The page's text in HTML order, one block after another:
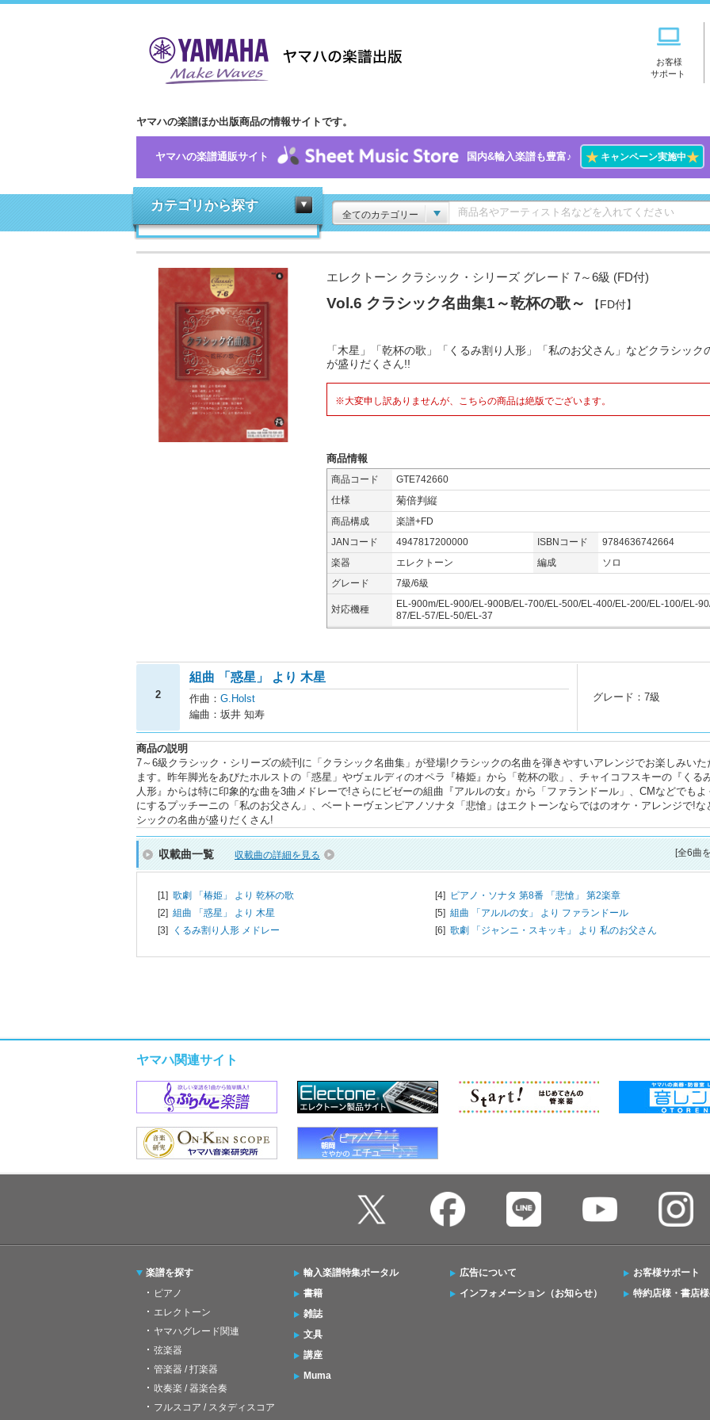
お客様
サポート
ヤマハの楽譜ほか出版商品の情報サイトです。
ヤマハの楽譜通販サイト 国内&輸入楽譜も豊富♪ ★キャンペーン実施中★
カテゴリから探す
全てのカテゴリー
エレクトーン クラシック・シリーズ グレード 7～6級 (FD付)
Vol.6 クラシック名曲集1～乾杯の歌～ 【FD付】
「木星」「乾杯の歌」「くるみ割り人形」「私のお父さん」などクラシック
が盛りだくさん!!
※大変申し訳ありませんが、こちらの商品は絶版でございます。
商品情報
商品コード
GTE742660
仕様
菊倍判縦
商品構成
楽譜+FD
JANコード
4947817200000 ISBNコード
9784636742664
楽器
エレクトーン 編成
ソロ
グレード
7級/6級
対応機種
EL-900m/EL-900/EL-900B/EL-700/EL-500/EL-400/EL-200/EL-100/EL-
87/EL-57/EL-50/EL-37
2
組曲 「惑星」 より 木星
作曲： G.Holst
編曲：坂井 知寿
グレード：7級
商品の説明
7～6級クラシック・シリーズの続刊に「クラシック名曲集」が登場!クラシックの名曲を弾きやすいアレンジでお楽しみいた
ます。昨年脚光をあびたホルストの「惑星」やヴェルディのオペラ『椿姫』から「乾杯の歌」、チャイコフスキーの『くる
人形』からは特に印象的な曲を3曲メドレーで!さらにビゼーの組曲『アルルの女』から「ファランドール」、CMなどでもよ
にするプッチーニの「私のお父さん」、ベートーヴェンピアノソナタ「悲愴」はエクトーンならではのオケ・アレンジで!な
シックの名曲が盛りだくさん!
収載曲一覧 収載曲の詳細を見る [全6曲
[1] 歌劇 「椿姫」 より 乾杯の歌
[2] 組曲 「惑星」 より 木星
[3]
くるみ割り人形 メドレー
[4] ピアノ・ソナタ 第8番 「悲愴」 第2楽章
[5] 組曲 「アルルの女」 より ファランドール
[6] 歌劇 「ジャンニ・スキッキ」 より 私のお父さん
ヤマハ関連サイト
楽譜を探す
ピアノ
エレクトーン
ヤマハグレード関連
弦楽器
管楽器 / 打楽器
吹奏楽 / 器楽合奏
フルスコア / スタディスコア
輸入楽譜特集ポータル
書籍
雑誌
文具
講座
Muma
広告について
インフォメーション（お知らせ）
お客様サポート
特約店様・書店